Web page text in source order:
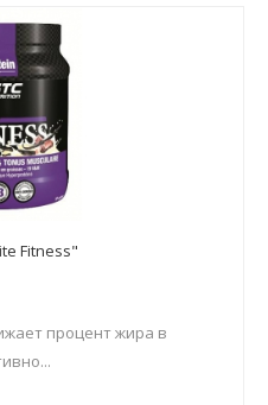
Fitness"
процент жира в